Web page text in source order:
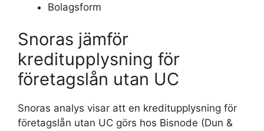
Bolagsform
Snoras jämför
kreditupplysning för
företagslån utan UC
Snoras analys visar att en kreditupplysning för
företagslån utan UC görs hos Bisnode (Dun &